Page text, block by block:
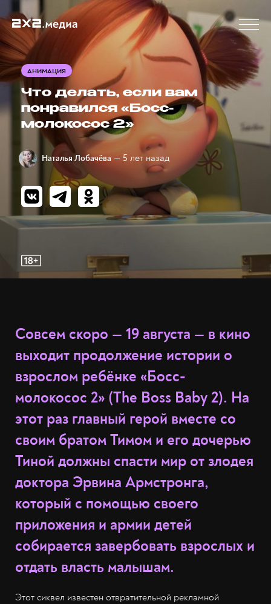
АНИМАЦИЯ
Что делать, если вам
понравился «Босс-
молокосос 2»
Наталья Лобачёва — 5 лет назад
Совсем скоро — 19 августа — в кино
выходит продолжение истории о
взрослом ребёнке «Босс-
молокосос 2» (The Boss Baby 2). На
этот раз главный герой вместе со
своим братом Тимом и его дочерью
Тиной должны спасти мир от злодея
доктора Эрвина Армстронга,
который с помощью своего
приложения и армии детей
собирается завербовать взрослых и
отдать власть малышам.
Этот сиквел известен отвратительной рекламной